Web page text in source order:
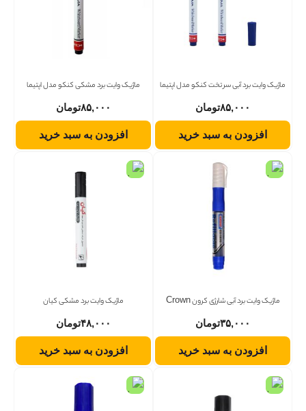
ماژیک وایت برد آبی سر تخت کنکو مدل اپتیما
۸۵,۰۰۰تومان
افزودن به سبد خرید
ماژیک وایت برد مشکی کنکو مدل اپتیما
۸۵,۰۰۰تومان
افزودن به سبد خرید
ماژیک وایت برد آبی شارژی کرون Crown
۳۵,۰۰۰تومان
افزودن به سبد خرید
ماژیک وایت برد مشکی کیان
۴۸,۰۰۰تومان
افزودن به سبد خرید